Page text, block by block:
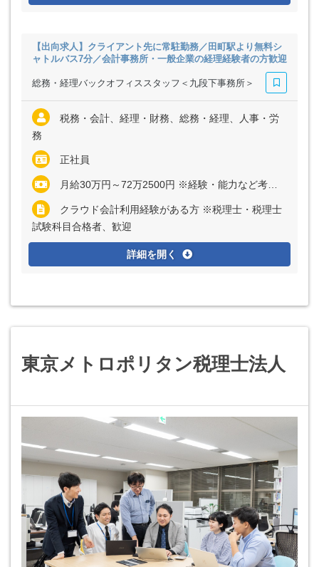
【出向求人】クライアント先に常駐勤務／田町駅より無料シ
ャトルバス7分／会計事務所・一般企業の経理経験者の方歓迎
総務・経理バックオフィススタッフ＜九段下事務所＞
税務・会計、経理・財務、総務・経理、人事・労
務
正社員
月給30万円～72万2500円 ※経験・能力など考慮の上、決定いたします ※上記に固定残業代（月30時間分＝5万5500円～12万2500円）を含む ※超過分は別途全額支給
クラウド会計利用経験がある方 ※税理士・税理士
試験科目合格者、歓迎
詳細を開く
東京メトロポリタン税理士法人